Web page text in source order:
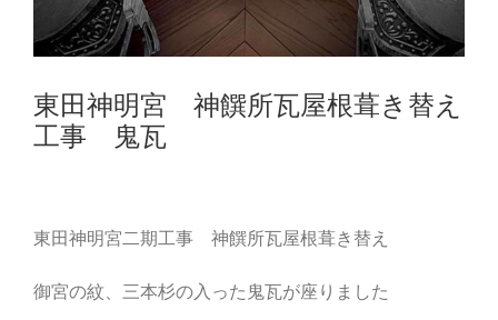
東田神明宮 神饌所瓦屋根葺き替え
工事 鬼瓦
東田神明宮二期工事 神饌所瓦屋根葺き替え
御宮の紋、三本杉の入った鬼瓦が座りました